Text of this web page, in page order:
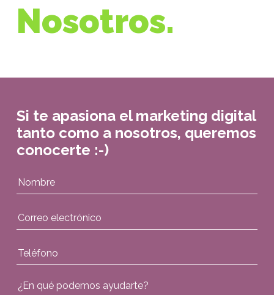
Si te apasiona el marketing digital
tanto como a nosotros, queremos
conocerte :-)
Nosotros.